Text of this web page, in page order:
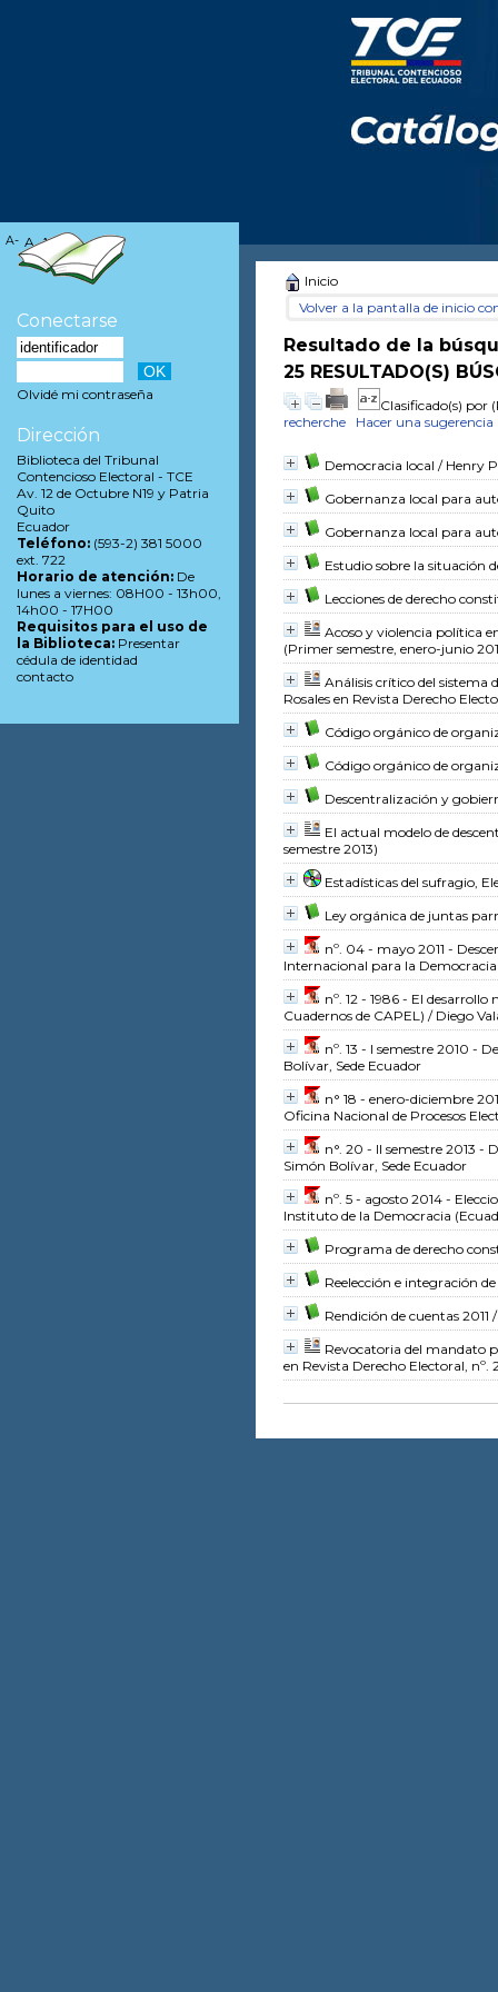
Inicio
Volver a la pantalla de inicio
Resultado de la
25 RESULTADO(S)
Clasificado(s) por
recherche
Hacer una sugerencia
Democracia local / Henry
Gobernanza local para
Gobernanza local para
Estudio sobre la situación
Lecciones de derecho
Acoso y violencia política
(Primer semestre, enero-junio
Análisis crítico del sistema
Rosales en Revista Derecho
Código orgánico de
Código orgánico de
Descentralización y
El actual modelo de
semestre 2013)
Estadísticas del sufragio,
Ley orgánica de juntas
nº. 04 - mayo 2011 -
Internacional para la
nº. 12 - 1986 - El
Cuadernos de CAPEL) / Diego
nº. 13 - I semestre 2010 -
Bolívar, Sede Ecuador
n° 18 - enero-diciembre
Oficina Nacional de Procesos
n°. 20 - II semestre 2013 -
Simón Bolívar, Sede Ecuador
nº. 5 - agosto 2014 -
Instituto de la Democracia
Programa de derecho
Reelección e integración
Rendición de cuentas 2011
Revocatoria del mandato
en Revista Derecho Electoral, nº.
A- A A+
Conectarse
Olvidé mi contraseña
Dirección
Biblioteca del Tribunal
Contencioso Electoral - TCE
Av. 12 de Octubre N19 y Patria
Quito
Ecuador
Teléfono: (593-2) 381 5000
ext. 722
Horario de atención: De
lunes a viernes: 08H00 - 13h00,
14h00 - 17H00
Requisitos para el uso de
la Biblioteca: Presentar
cédula de identidad
contacto